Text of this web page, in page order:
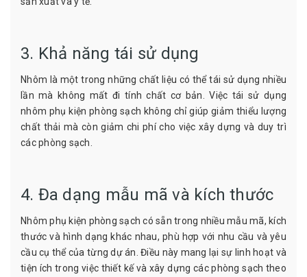
3. Khả năng tái sử dụng
Nhôm là một trong những chất liệu có thể tái sử dụng nhiều
lần mà không mất đi tính chất cơ bản. Việc tái sử dụng
nhôm phụ kiện phòng sạch không chỉ giúp giảm thiểu lượng
chất thải mà còn giảm chi phí cho việc xây dựng và duy trì
các phòng sạch.
4. Đa dạng mẫu mã và kích thước
Nhôm phụ kiện phòng sạch có sẵn trong nhiều mẫu mã, kích
thước và hình dạng khác nhau, phù hợp với nhu cầu và yêu
cầu cụ thể của từng dự án. Điều này mang lại sự linh hoạt và
tiện ích trong việc thiết kế và xây dựng các phòng sạch theo